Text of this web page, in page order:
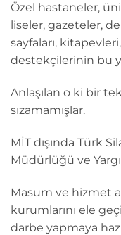
Özel hastaneler,
liseler, gazeteler,
sayfaları,
destekçilerinin bu
Anlaşılan o ki bir
sızamamışlar.
MİT dışında Türk
Müdürlüğü ve
Masum ve hizmet
kurumlarını ele
darbe yapmaya